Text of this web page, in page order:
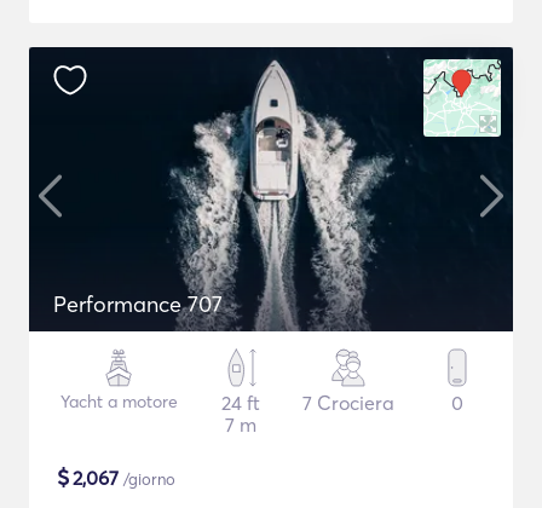
Performance 707
Yacht a motore
24 ft
7 m
7 Crociera 0
$2,067 /giorno